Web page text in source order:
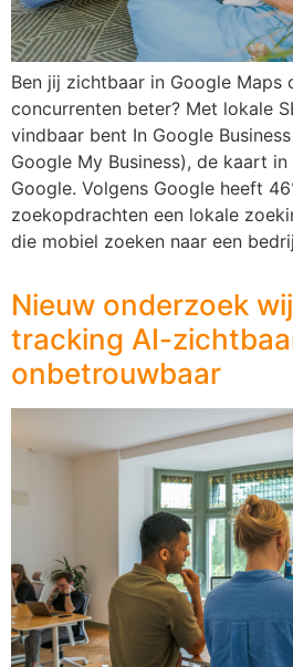
Ben jij zichtbaar in Google Maps
concurrenten beter? Met lokale
vindbaar bent In Google
Google My Business), de kaart
Google. Volgens Google heeft
zoekopdrachten een lokale
die mobiel zoeken naar een
Nieuw onderzoek
tracking AI-
onbetrouwbaar